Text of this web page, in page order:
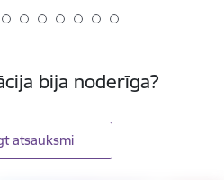
bija noderīga?
atsauksmi